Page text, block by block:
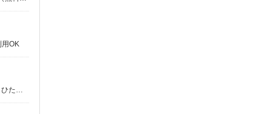
OK
茨城県ひたちなか市 勤務詳細：ひたちなか市 通勤方法：徒歩/車/自転車/バイク 最寄り駅：中根駅から車7分 ※北関東自動車道・ひたちなかICから車5分